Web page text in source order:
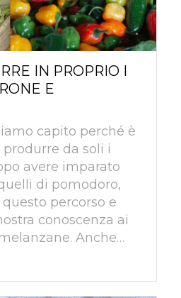
IN PROPRIO I
E
capito perché è
da soli i
avere imparato
di pomodoro,
percorso e
conoscenza ai
Anche…